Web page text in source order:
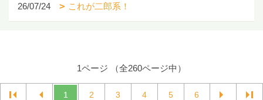
26/07/24 これが二郎系！
1ページ （全260ページ中）
1 2 3 4 5 6